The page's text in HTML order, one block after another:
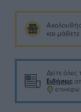
και
Δείτε όλες
Ειδήσεις